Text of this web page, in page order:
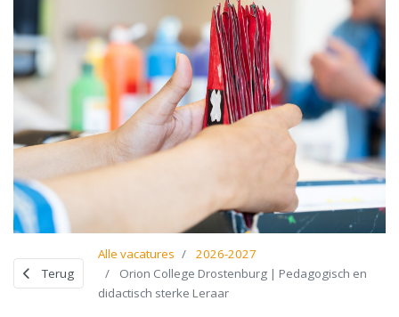
Terug
Alle vacatures
2026-2027
Orion College Drostenburg | Pedagogisch en
didactisch sterke Leraar